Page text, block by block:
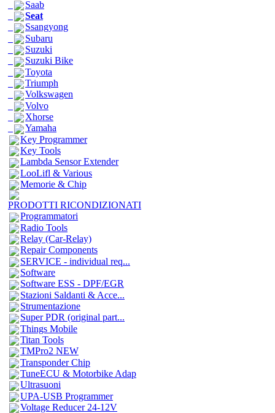
Saab
Seat
Ssangyong
Subaru
Suzuki
Suzuki Bike
Toyota
Triumph
Volkswagen
Volvo
Xhorse
Yamaha
Key Programmer
Key Tools
Lambda Sensor Extender
LooLifl & Various
Memorie & Chip
PRODOTTI RICONDIZIONATI
Programmatori
Radio Tools
Relay (Car-Relay)
Repair Components
SERVICE - individual req...
Software
Software ESS - DPF/EGR
Stazioni Saldanti & Acce...
Strumentazione
Super PDR (original part...
Things Mobile
Titan Tools
TMPro2 NEW
Transponder Chip
TuneECU & Motorbike Adap
Ultrasuoni
UPA-USB Programmer
Voltage Reducer 24-12V